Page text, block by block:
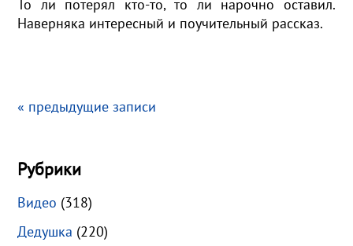
То ли потерял кто-то, то ли нарочно оставил.
Наверняка интересный и поучительный рассказ.
« предыдущие записи
Рубрики
Видео (318)
Дедушка (220)